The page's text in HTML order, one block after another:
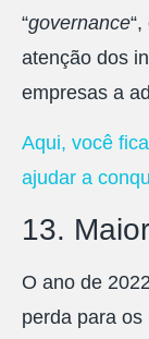
“governance
atenção dos
empresas a
Aqui, você
ajudar a
13.
O ano de
perda para